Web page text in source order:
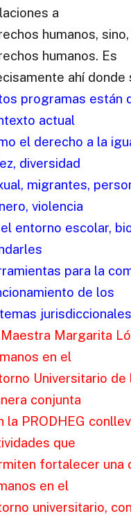
a
humanos,
humanos. Es
ahí
programas están
actual
el derecho a la
diversidad
migrantes,
violencia
entorno escolar,
para la
de los
Margarita
en el
Universitario
conjunta
la PRODHEG
que
fortalecer una
en el
universitario,